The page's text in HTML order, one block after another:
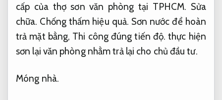
cấp của thợ sơn văn phòng tại TPHCM. Sửa
chữa. Chống thấm hiệu quả. Sơn nước để hoàn
trả mặt bằng, Thi công đúng tiến độ. thực hiện
sơn lại văn phòng nhằm trả lại cho chủ đầu tư.
Móng nhà.